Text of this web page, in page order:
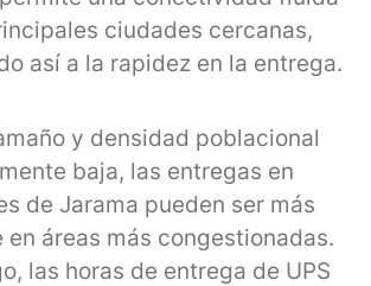
ciudades cercanas,
así a la rapidez en la entrega.
y densidad poblacional
baja, las entregas en
de Jarama pueden ser más
en áreas más congestionadas.
las horas de entrega de UPS